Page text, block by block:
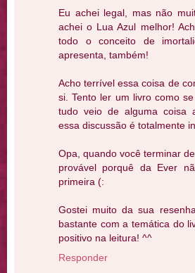
Eu achei legal, mas não
achei o Lua Azul melhor!
todo o conceito de
apresenta, também!
Acho terrível essa coisa de
si. Tento ler um livro como
tudo veio de alguma coisa
essa discussão é totalmente
Opa, quando você terminar
provável porquê da Ever
primeira (:
Gostei muito da sua
bastante com a temática do
positivo na leitura! ^^
Responder